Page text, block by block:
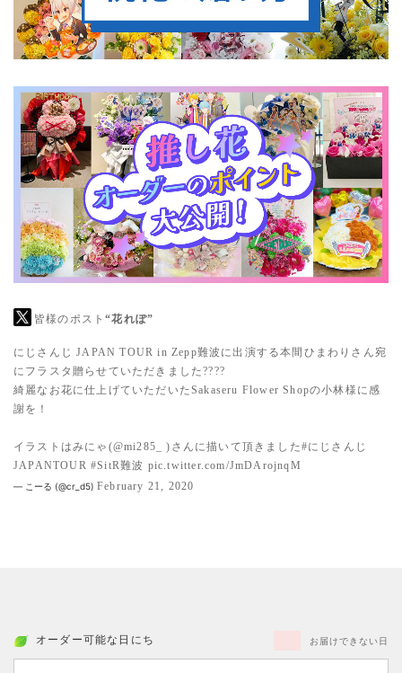
皆様のポスト“花れぽ”
にじさんじ JAPAN TOUR in Zepp難波に出演する本間ひまわりさん宛
にフラスタ贈らせていただきました????
綺麗なお花に仕上げていただいたSakaseru Flower Shopの小林様に感
謝を！
イラストはみにゃ(@mi285_ )さんに描いて頂きました#にじさんじ
JAPANTOUR #SitR難波 pic.twitter.com/JmDArojnqM
— こーる (@cr_d5) February 21, 2020
オーダー可能な日にち お届けできない日